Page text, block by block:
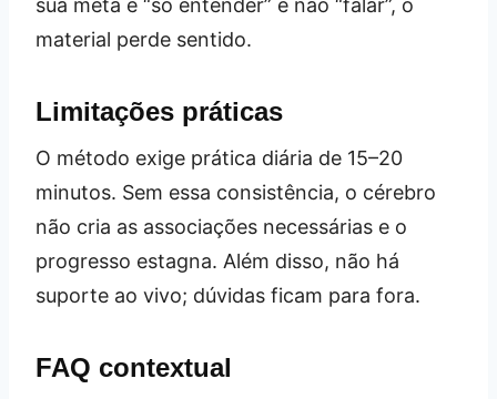
sua meta é “só entender” e não “falar”, o
material perde sentido.
Limitações práticas
O método exige prática diária de 15–20
minutos. Sem essa consistência, o cérebro
não cria as associações necessárias e o
progresso estagna. Além disso, não há
suporte ao vivo; dúvidas ficam para fora.
FAQ contextual